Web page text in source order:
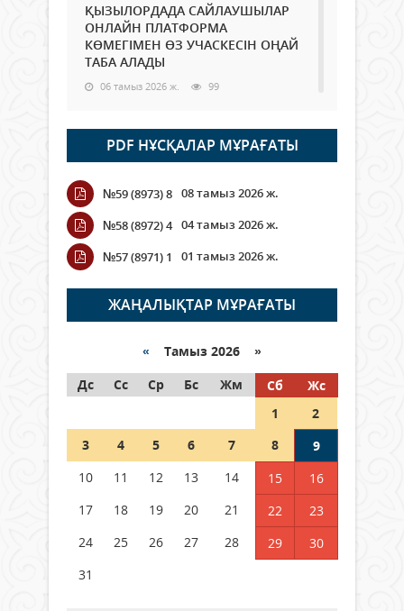
ҚЫЗЫЛОРДАДА САЙЛАУШЫЛАР
ОНЛАЙН ПЛАТФОРМА
КӨМЕГІМЕН ӨЗ УЧАСКЕСІН ОҢАЙ
ТАБА АЛАДЫ
06 тамыз 2026 ж. 99
Open Air: Қызылорда облысы
полиция департаменті 20
мыңнан астам көрерменнің
қауіпсіздігін қамтамасыз етті
06 тамыз 2026 ж.
Wi-Fi ҚАБЫРҒА АРҚЫЛЫ ҚАЛАЙ
ӨТЕДІ?
06 тамыз 2026 ж. 276
граждане Казахстана,
05 тамыз 2026 ж. 158
Шетелде жүрген Қазақстан
азаматтары қалай дауыс бере
PDF НҰСҚАЛАР МҰРАҒАТЫ
№59 (8973) 8 08 тамыз 2026 ж.
№58 (8972) 4 04 тамыз 2026 ж.
№57 (8971) 1
01 тамыз 2026 ж.
ЖАҢАЛЫҚТАР МҰРАҒАТЫ
« Тамыз 2026 »
Дс
Сс Ср Бс Жм Сб
Жс
1
2
3
4 5 6 7 8
9
10
11 12 13 14 15
16
17
18 19 20 21 22
23
24
25 26 27 28 29
30
31